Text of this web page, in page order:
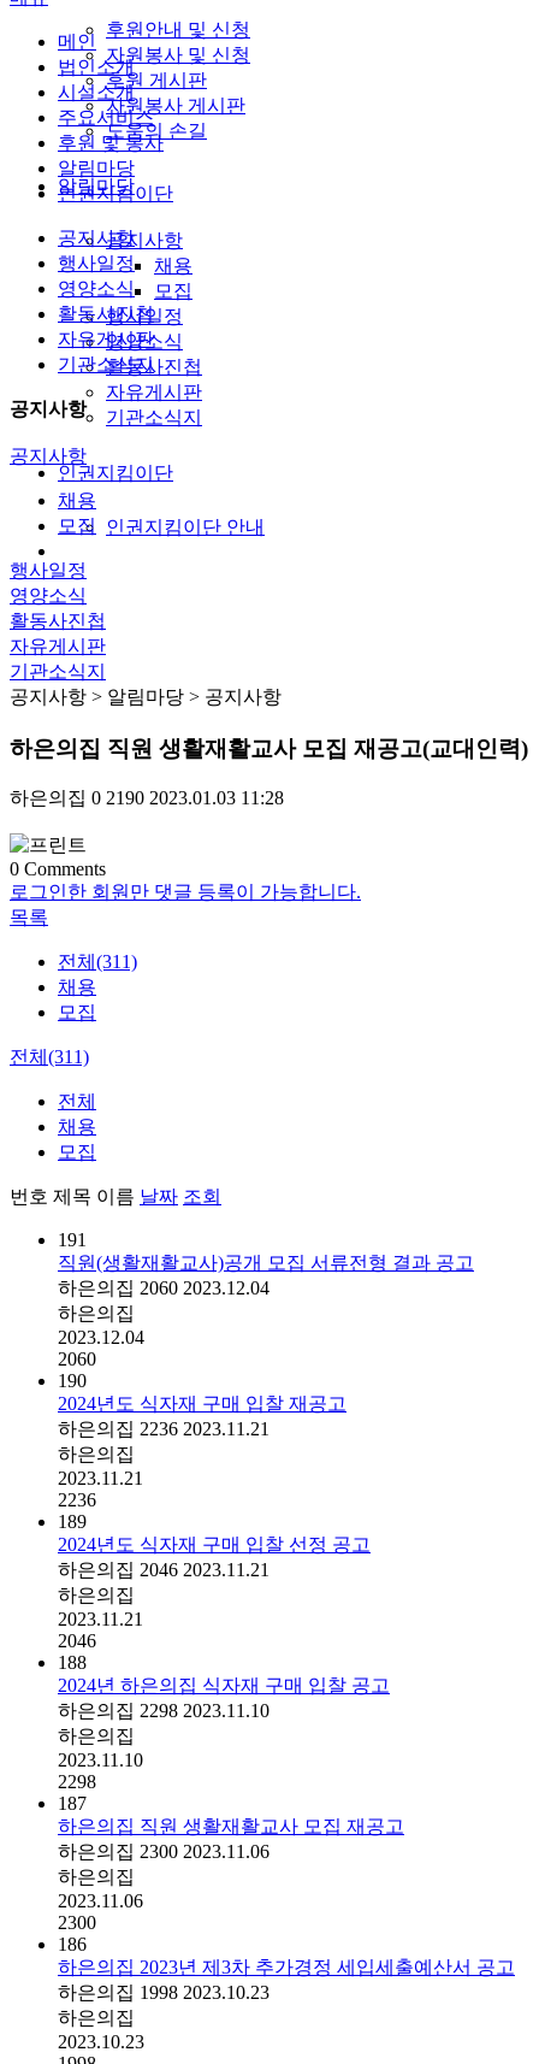
후원안내 및 신청
자원봉사 및 신청
후원 게시판
자원봉사 게시판
도움의 손길
알림마당
공지사항
채용
모집
행사일정
영양소식
활동사진첩
자유게시판
기관소식지
인권지킴이단
인권지킴이단 안내
메인
법인소개
시설소개
주요서비스
후원 및 봉사
알림마당
인권지킴이단
공지사항
행사일정
영양소식
활동사진첩
자유게시판
기관소식지
공지사항
공지사항
채용
모집
행사일정
영양소식
활동사진첩
자유게시판
기관소식지
공지사항 > 알림마당 > 공지사항
하은의집 직원 생활재활교사 모집 재공고(교대인력)
하은의집 0 2190 2023.01.03 11:28
0 Comments
로그인한 회원만 댓글 등록이 가능합니다.
목록
전체(311)
채용
모집
전체(311)
전체
채용
모집
번호 제목 이름 날짜 조회
191
직원(생활재활교사)공개 모집 서류전형 결과 공고
하은의집 2060 2023.12.04
하은의집
2023.12.04
2060
190
2024년도 식자재 구매 입찰 재공고
하은의집 2236 2023.11.21
하은의집
2023.11.21
2236
189
2024년도 식자재 구매 입찰 선정 공고
하은의집 2046 2023.11.21
하은의집
2023.11.21
2046
188
2024년 하은의집 식자재 구매 입찰 공고
하은의집 2298 2023.11.10
하은의집
2023.11.10
2298
187
하은의집 직원 생활재활교사 모집 재공고
하은의집 2300 2023.11.06
하은의집
2023.11.06
2300
186
하은의집 2023년 제3차 추가경정 세입세출예산서 공고
하은의집 1998 2023.10.23
하은의집
2023.10.23